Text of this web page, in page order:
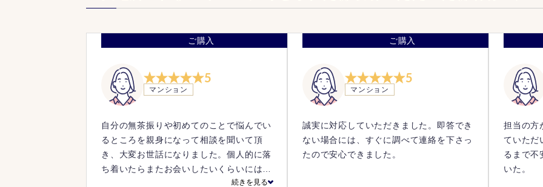
ご購入
5
マンション
自分の無茶振りや初めてのことで悩んでい
るところを親身になって相談を聞いて頂
き、大変お世話になりました。個人的に落
ち着いたらまたお会いしたいくらいには信
続きを見る
ご購入
5
マンション
誠実に対応していただきました。即答でき
ない場合には、すぐに調べて連絡を下さっ
たので安心できました。
担当の方
ていただ
るまで不
いた。